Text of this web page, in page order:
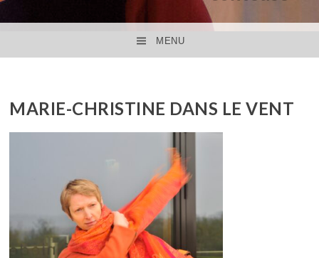
MENU
MARIE-CHRISTINE DANS LE VENT